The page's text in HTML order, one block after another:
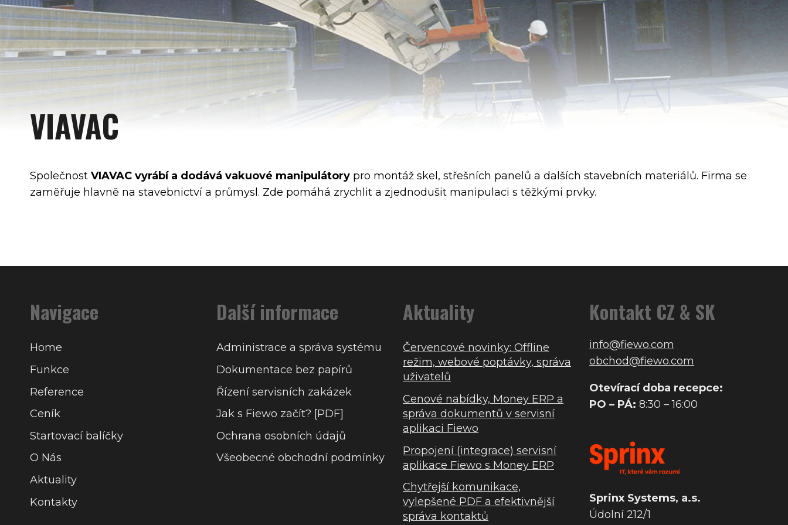
VIAVAC
Společnost VIAVAC vyrábí a dodává vakuové manipulátory pro montáž skel, střešních panelů a dalších stavebních materiálů. Firma se
zaměřuje hlavně na stavebnictví a průmysl. Zde pomáhá zrychlit a zjednodušit manipulaci s těžkými prvky.
Navigace
Home
Funkce
Reference
Ceník
Startovací balíčky
O Nás
Aktuality
Kontakty
Další informace
Administrace a správa systému
Dokumentace bez papírů
Řízení servisních zakázek
Jak s Fiewo začít? [PDF]
Ochrana osobních údajů
Všeobecné obchodní podmínky
Aktuality
Červencové novinky: Offline
režim, webové poptávky, správa
uživatelů
Cenové nabídky, Money ERP a
správa dokumentů v servisní
aplikaci Fiewo
Propojení (integrace) servisní
aplikace Fiewo s Money ERP
Chytřejší komunikace,
vylepšené PDF a efektivnější
správa kontaktů
Kontakt CZ & SK
info@fiewo.com
obchod@fiewo.com
Otevírací doba recepce:
PO – PÁ: 8:30 – 16:00
Sprinx Systems, a.s.
Údolní 212/1